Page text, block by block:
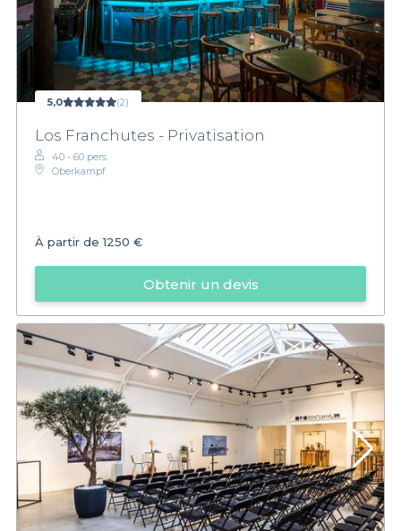
5,0 (2)
Los Franchutes - Privatisation
40 - 60 pers.
Oberkampf
À partir de1250 €
Obtenir un devis